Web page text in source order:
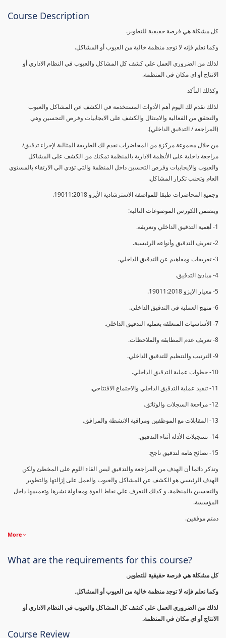
Course Description
كل مشكلة هي فرصة حقيقية للتطوير.
وكما نعلم فإنه لا توجد منظمة خالية من العيوب أو المشاكل.
لذلك من الضروري العمل على كشف كل المشاكل والعيوب في النظام الاداري أو
الانتاج أو اي مكان في المنظمة.
وكذلك التأكد
لذلك نقدم لك اليوم أهم الأدوات المستخدمة في الكشف عن المشاكل والعيوب
والتحقق من الفعالية والامتثال والكشف على الايجابيات وفرص التحسين وهي
(المراجعة / التدقيق الداخلي).
من خلال مجموعة مركزة من المحاضرات نقدم لك الطريقة المثالية لإجراء تدقيق/
مراجعة داخلية على الأنظمة الادارية بالمنظمة تمكنك من الكشف على المشاكل
والعيوب والايجابيات وفرص التحسين داخل المنظمة والتي تؤدي الي الارتقاء بالمستوي
العام وتجنب تكرار المشاكل.
وجميع المحاضرات طبقا للمواصفة الاسترشادية الأيزو 19011:2018.
ويتضمن الكورس الموضوعات التالية:
1- أهمية التدقيق الداخلي وتعريفه.
2- تعريف التدقيق وأنواعه الرئيسية.
3- تعريفات ومفاهيم عن التدقيق الداخلي.
4- مبادئ التدقيق.
5- معيار الايزو 19011:2018.
6- منهج العملية في التدقيق الداخلي.
7- الأساسيات المتعلقة بعملية التدقيق الداخلي.
8- تعريف عدم المطابقة والملاحظات.
9- الترتيب والتنظيم للتدقيق الداخلي.
10- خطوات عملية التدقيق الداخلي.
11- تنفيذ عملية التدقيق الداخلي والاجتماع الافتتاحي.
12- مراجعة السجلات والوثائق.
13- المقابلات مع الموظفين ومراقبة الانشطة والمرافق.
14- تسجيلات الأدلة أثناء التدقيق.
15- نصائح هامة لتدقيق ناجح.
وتذكر دائما أن الهدف من المراجعة والتدقيق ليس القاء اللوم على المخطئ ولكن
الهدف الرئيسي هو الكشف عن المشاكل والعيوب والعمل على إزالتها والتطوير
والتحسين بالمنظمة. و كذلك التعرف علي نقاط القوة ومحاولة نشرها وتعميمها داخل
المؤسسة.
دمتم موفقين.
More
What are the requirements for this course?
كل مشكلة هي فرصة حقيقية للتطوير.
وكما نعلم فإنه لا توجد منظمة خالية من العيوب أو المشاكل.
لذلك من الضروري العمل على كشف كل المشاكل والعيوب في النظام الاداري أو
الانتاج أو اي مكان في المنظمة.
Course Review